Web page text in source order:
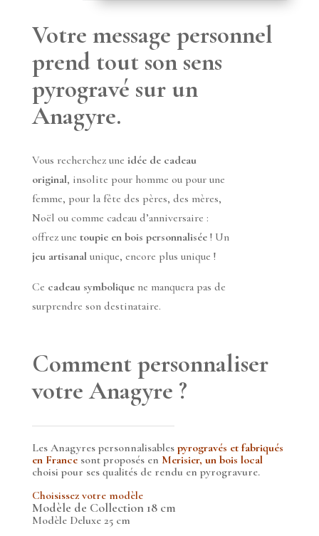
Votre message personnel
prend tout son sens
pyrogravé sur un
Anagyre.
Vous recherchez une idée de cadeau
original, insolite pour homme ou pour une
femme, pour la fête des pères, des mères,
Noël ou comme cadeau d’anniversaire :
offrez une toupie en bois personnalisée ! Un
jeu artisanal unique, encore plus unique !
Ce cadeau symbolique ne manquera pas de
surprendre son destinataire.
ANAGYRE PERSONNALISÉ
Comment personnaliser
votre Anagyre ?
Les Anagyres personnalisables pyrogravés et fabriqués
en France sont proposés en Merisier, un bois local
choisi pour ses qualités de rendu en pyrogravure.
Choisissez votre modèle
Modèle de Collection 18 cm
Modèle Deluxe 25 cm